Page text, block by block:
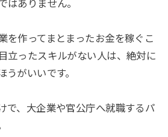
はありません。
を作ってまとまったお金を稼ぐこ
立ったスキルがない人は、絶対に
うがいいです。
で、大企業や官公庁へ就職するパ